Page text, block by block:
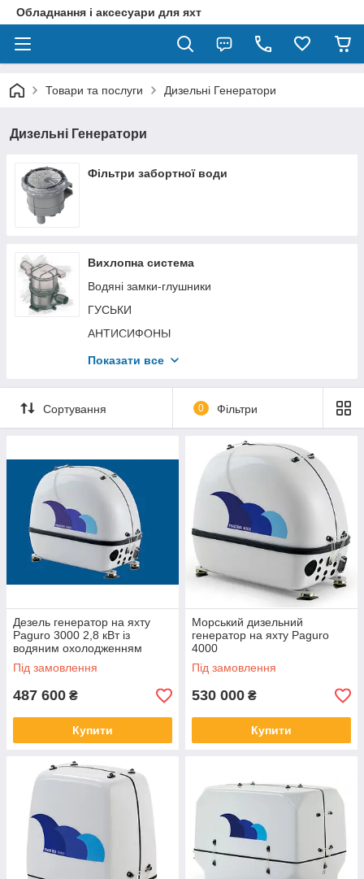
Обладнання і аксесуари для яхт
Товари та послуги Дизельні Генератори
Дизельні Генератори
Фільтри забортної води
Вихлопна система
Водяні замки-глушники
ГУСЬКИ
АНТИСИФОНЫ
ВИХЛОПНІ ШЛАНГИ
Показати все
Сортування 0 Фільтри
Дезель генератор на яхту
Paguro 3000 2,8 кВт із
водяним охолодженням
Під замовлення
487 600 ₴
Купити
Морський дизельний
генератор на яхту Paguro
4000
Під замовлення
530 000 ₴
Купити